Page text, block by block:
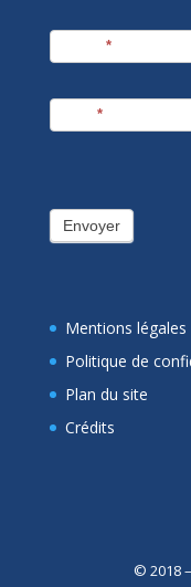
*
*
Envoyer
Mentions légales
Politique de
Plan du site
Crédits
© 2018